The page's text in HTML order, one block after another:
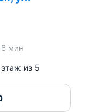
6 мин
этаж из 5